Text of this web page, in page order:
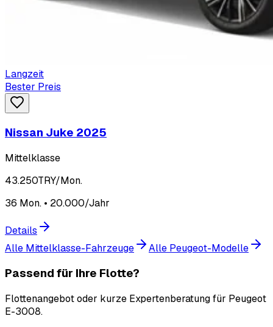
Langzeit
Bester Preis
Nissan Juke 2025
Mittelklasse
43.250TRY/Mon.
36 Mon. • 20.000/Jahr
Details
Alle Mittelklasse-Fahrzeuge
Alle Peugeot-Modelle
Passend für Ihre Flotte?
Flottenangebot oder kurze Expertenberatung für Peugeot
E-3008.